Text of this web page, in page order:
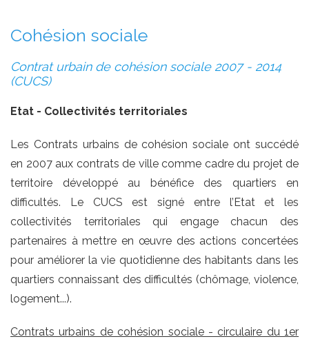
Cohésion sociale
Contrat urbain de cohésion sociale 2007 - 2014
(CUCS)
Etat - Collectivités territoriales
Les Contrats urbains de cohésion sociale ont succédé
en 2007 aux contrats de ville comme cadre du projet de
territoire développé au bénéfice des quartiers en
difficultés. Le CUCS est signé entre l’Etat et les
collectivités territoriales qui engage chacun des
partenaires à mettre en œuvre des actions concertées
pour améliorer la vie quotidienne des habitants dans les
quartiers connaissant des difficultés (chômage, violence,
logement...).
Contrats urbains de cohésion sociale - circulaire du 1er